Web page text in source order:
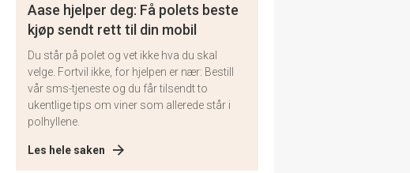
Aase hjelper deg: Få polets beste
kjøp sendt rett til din mobil
Du står på polet og vet ikke hva du skal
velge. Fortvil ikke, for hjelpen er nær: Bestill
vår sms-tjeneste og du får tilsendt to
ukentlige tips om viner som allerede står i
polhyllene.
Les hele saken